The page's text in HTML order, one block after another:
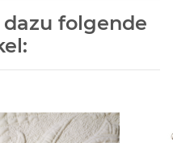
folgende